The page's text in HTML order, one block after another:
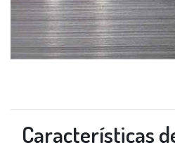
Características